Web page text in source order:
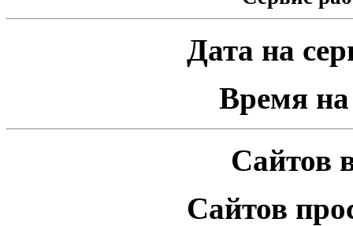
Дата на
Время на
Сайтов
Сайтов